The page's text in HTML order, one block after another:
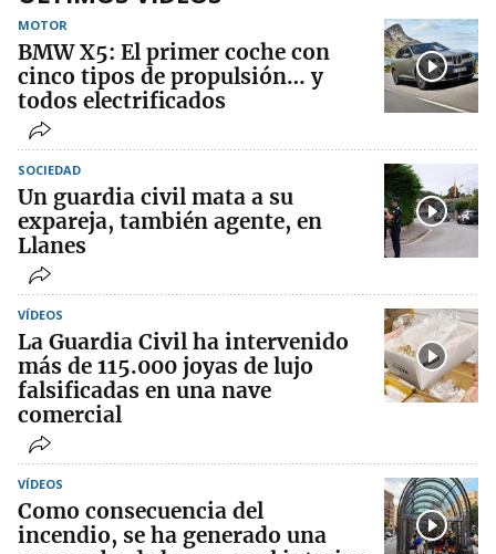
MOTOR
BMW X5: El primer coche con
cinco tipos de propulsión… y
todos electrificados
SOCIEDAD
Un guardia civil mata a su
expareja, también agente, en
Llanes
VÍDEOS
La Guardia Civil ha intervenido
más de 115.000 joyas de lujo
falsificadas en una nave
comercial
VÍDEOS
Como consecuencia del
incendio, se ha generado una